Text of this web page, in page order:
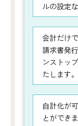
ルの設定
会計だけ
請求書発
ンストッ
たします。
⾃計化が
とができま